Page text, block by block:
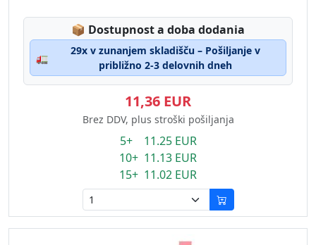
📦 Lagerstatus:
Dostupnost a doba dodania
🚛
29x v zunanjem skladišču – Pošiljanje v
približno 2-3 delovnih dneh
11,36 EUR
Brez DDV, plus stroški pošiljanja
5+ 11.25 EUR
10+ 11.13 EUR
15+ 11.02 EUR